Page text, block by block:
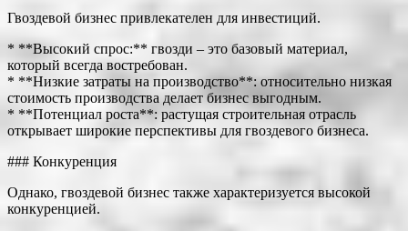
Гвоздевой бизнес привлекателен для инвестиций.
* **Высокий спрос:** гвозди – это базовый материал,
который всегда востребован.
* **Низкие затраты на производство**: относительно низкая
стоимость производства делает бизнес выгодным.
* **Потенциал роста**: растущая строительная отрасль
открывает широкие перспективы для гвоздевого бизнеса.
### Конкуренция
Однако, гвоздевой бизнес также характеризуется высокой
конкуренцией.